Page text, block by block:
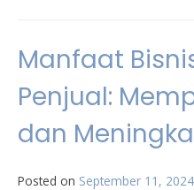
Manfaat
Penjual:
dan
Posted on September 11, 2024